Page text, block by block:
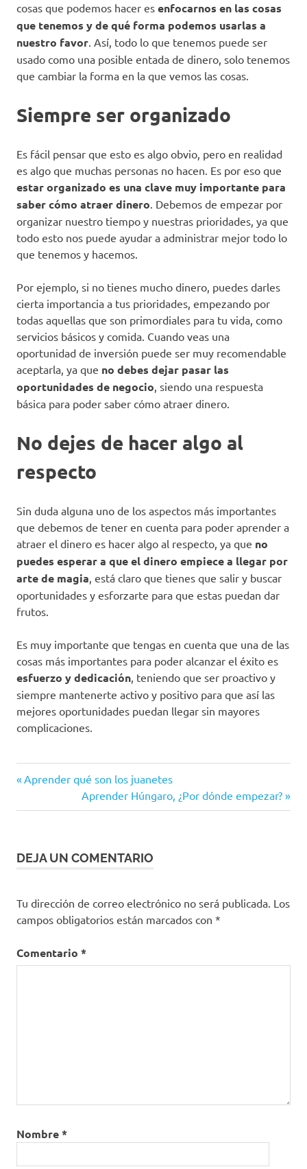
cosas que podemos hacer es enfocarnos en las cosas
que tenemos y de qué forma podemos usarlas a
nuestro favor. Así, todo lo que tenemos puede ser
usado como una posible entada de dinero, solo tenemos
que cambiar la forma en la que vemos las cosas.
Siempre ser organizado
Es fácil pensar que esto es algo obvio, pero en realidad
es algo que muchas personas no hacen. Es por eso que
estar organizado es una clave muy importante para
saber cómo atraer dinero. Debemos de empezar por
organizar nuestro tiempo y nuestras prioridades, ya que
todo esto nos puede ayudar a administrar mejor todo lo
que tenemos y hacemos.
Por ejemplo, si no tienes mucho dinero, puedes darles
cierta importancia a tus prioridades, empezando por
todas aquellas que son primordiales para tu vida, como
servicios básicos y comida. Cuando veas una
oportunidad de inversión puede ser muy recomendable
aceptarla, ya que no debes dejar pasar las
oportunidades de negocio, siendo una respuesta
básica para poder saber cómo atraer dinero.
No dejes de hacer algo al
respecto
Sin duda alguna uno de los aspectos más importantes
que debemos de tener en cuenta para poder aprender a
atraer el dinero es hacer algo al respecto, ya que no
puedes esperar a que el dinero empiece a llegar por
arte de magia, está claro que tienes que salir y buscar
oportunidades y esforzarte para que estas puedan dar
frutos.
Es muy importante que tengas en cuenta que una de las
cosas más importantes para poder alcanzar el éxito es
esfuerzo y dedicación, teniendo que ser proactivo y
siempre mantenerte activo y positivo para que así las
mejores oportunidades puedan llegar sin mayores
complicaciones.
Navegación
de
Entrada
Aprender qué son los juanetes
Siguiente
entrada:
Aprender Húngaro, ¿Por dónde empezar?
DEJA UN COMENTARIO
Tu dirección de correo electrónico no será publicada. Los
campos obligatorios están marcados con *
Comentario *
Nombre*